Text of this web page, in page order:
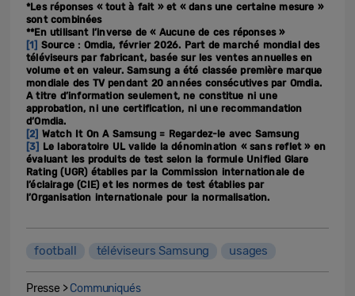
*Les réponses « tout à fait » et « dans une certaine mesure »
sont combinées
**En utilisant l’inverse de « Aucune de ces réponses »
[1] Source : Omdia, février 2026. Part de marché mondial des
téléviseurs par fabricant, basée sur les ventes annuelles en
volume et en valeur. Samsung a été classée première marque
mondiale des TV pendant 20 années consécutives par Omdia.
A titre d’information seulement, ne constitue ni une
approbation, ni une certification, ni une recommandation
d’Omdia.
[2] Watch It On A Samsung = Regardez-le avec Samsung
[3] Le laboratoire UL valide la dénomination « sans reflet » en
évaluant les produits de test selon la formule Unified Glare
Rating (UGR) établies par la Commission internationale de
l’éclairage (CIE) et les normes de test établies par
l’Organisation internationale pour la normalisation.
football téléviseurs Samsung usages
Presse >Communiqués